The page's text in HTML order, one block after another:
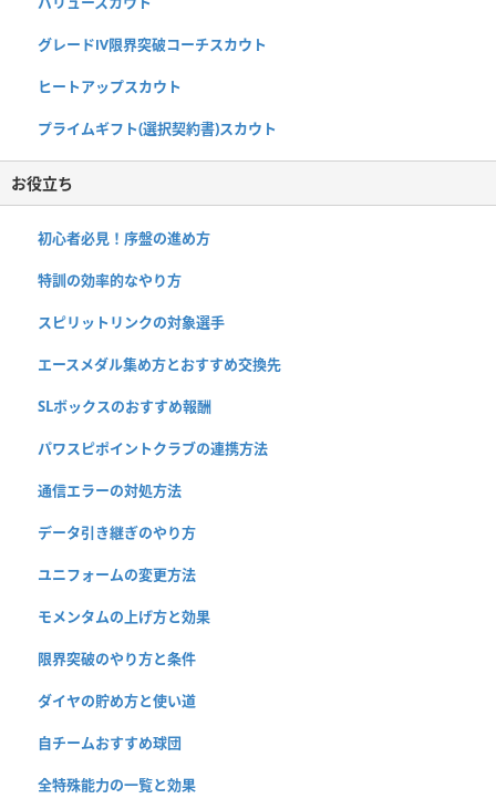
グレードⅣ限界突破コーチスカウト
ヒートアップスカウト
プライムギフト(選択契約書)スカウト
お役立ち
初心者必見！序盤の進め方
特訓の効率的なやり方
スピリットリンクの対象選手
エースメダル集め方とおすすめ交換先
SLボックスのおすすめ報酬
パワスピポイントクラブの連携方法
通信エラーの対処方法
データ引き継ぎのやり方
ユニフォームの変更方法
モメンタムの上げ方と効果
限界突破のやり方と条件
ダイヤの貯め方と使い道
自チームおすすめ球団
全特殊能力の一覧と効果